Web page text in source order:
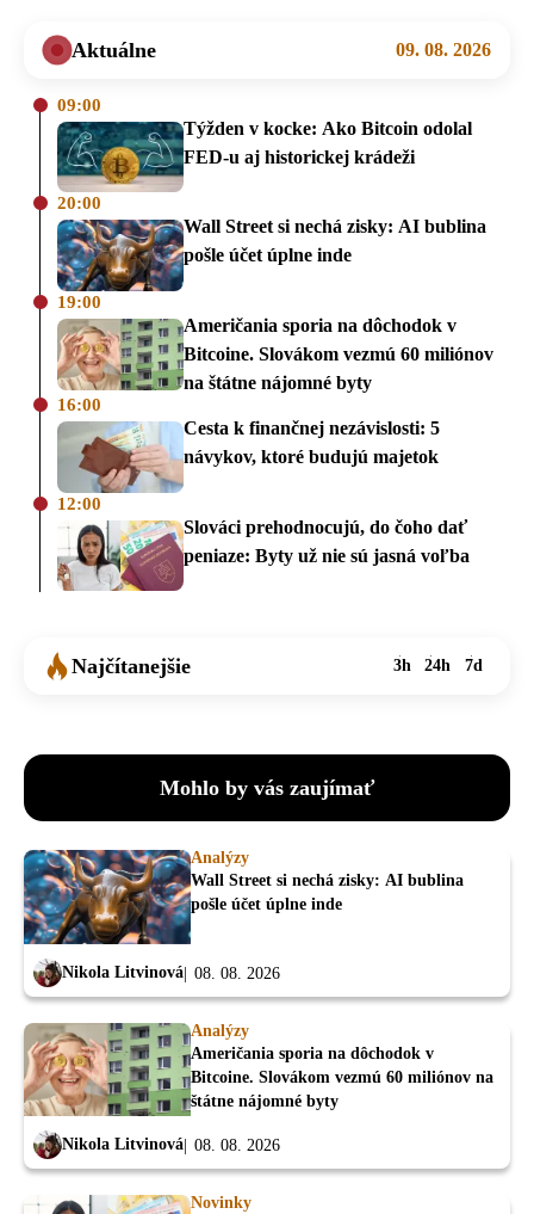
Aktuálne 09. 08. 2026
09:00
Týžden v kocke: Ako Bitcoin odolal
FED-u aj historickej krádeži
20:00
Wall Street si nechá zisky: AI bublina
pošle účet úplne inde
19:00
Američania sporia na dôchodok v
Bitcoine. Slovákom vezmú 60 miliónov
na štátne nájomné byty
16:00
Cesta k finančnej nezávislosti: 5
návykov, ktoré budujú majetok
12:00
Slováci prehodnocujú, do čoho dať
peniaze: Byty už nie sú jasná voľba
Najčítanejšie 3h 24h 7d
Mohlo by vás zaujímať
Analýzy
Wall Street si nechá zisky: AI bublina
pošle účet úplne inde
Nikola Litvinová 08. 08. 2026
Analýzy
Američania sporia na dôchodok v
Bitcoine. Slovákom vezmú 60 miliónov na
štátne nájomné byty
Nikola Litvinová 08. 08. 2026
Novinky